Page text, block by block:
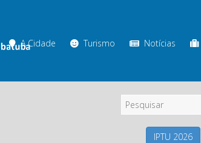
A Cidade Turismo Notícias
IPTU 2026